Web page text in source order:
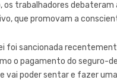
os trabalhadores
que promovam a
foi sancionada
o pagamento do seguro-
vai poder sentar e fazer